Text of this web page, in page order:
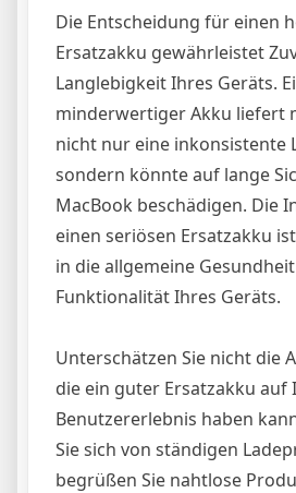
Die Entscheidung für einen
Ersatzakku gewährleistet
Langlebigkeit Ihres Geräts.
minderwertiger Akku liefert
nicht nur eine inkonsistente
sondern könnte auf lange
MacBook beschädigen. Die
einen seriösen Ersatzakku
in die allgemeine
Funktionalität Ihres Geräts.
Unterschätzen Sie nicht die
die ein guter Ersatzakku auf
Benutzererlebnis haben
Sie sich von ständigen
begrüßen Sie nahtlose